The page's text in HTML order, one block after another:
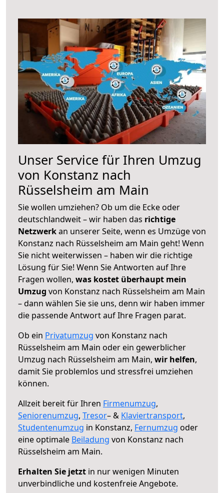
Unser Service für Ihren Umzug
von Konstanz nach
Rüsselsheim am Main
Sie wollen umziehen? Ob um die Ecke oder
deutschlandweit – wir haben das richtige
Netzwerkan unserer Seite, wenn es Umzüge von
Konstanz nach Rüsselsheim am Main geht! Wenn
Sie nicht weiterwissen – haben wir die richtige
Lösung für Sie! Wenn Sie Antworten auf Ihre
Fragen wollen, was kostet überhaupt mein
Umzug von Konstanz nach Rüsselsheim am Main
– dann wählen Sie sie uns, denn wir haben immer
die passende Antwort auf Ihre Fragen parat.
Ob ein Privatumzug von Konstanz nach
Rüsselsheim am Main oder ein gewerblicher
Umzug nach Rüsselsheim am Main, wir helfen,
damit Sie problemlos und stressfrei umziehen
können.
Allzeit bereit für Ihren Firmenumzug,
Seniorenumzug, Tresor– & Klaviertransport,
Studentenumzug in Konstanz, Fernumzug oder
eine optimale Beiladung von Konstanz nach
Rüsselsheim am Main.
Erhalten Sie jetzt in nur wenigen Minuten
unverbindliche und kostenfreie Angebote.